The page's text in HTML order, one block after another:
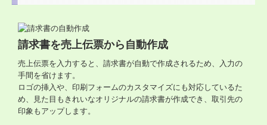
請求書を売上伝票から自動作成
売上伝票を入力すると、請求書が自動で作成されるため、入力の
手間を省けます。
ロゴの挿入や、印刷フォームのカスタマイズにも対応しているた
め、見た目もきれいなオリジナルの請求書が作成でき、取引先の
印象もアップします。